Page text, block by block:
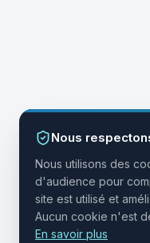
Nous
Nous utilisons des
d'audience pour
site est utilisé et
Aucun cookie n'est
En savoir plus